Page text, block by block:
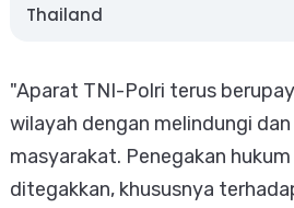
Thailand
"Aparat TNI-Polri terus
wilayah dengan melindungi
masyarakat. Penegakan
ditegakkan, khususnya